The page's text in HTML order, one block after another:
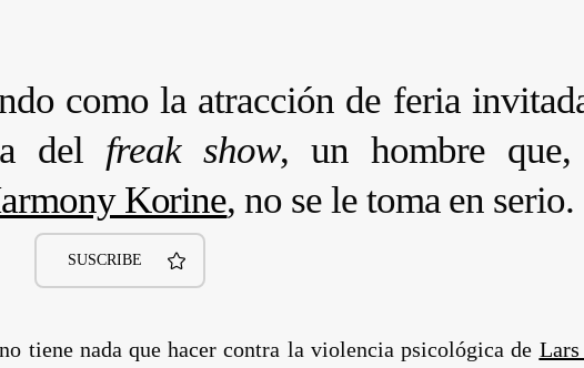
como la atracción de feria
del freak show, un hombre
Korine, no se le toma en serio.
SUSCRIBE
no tiene nada que hacer contra la violencia psicológica de